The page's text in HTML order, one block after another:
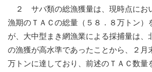
２ サバ類の総漁獲量は、現時点にお
漁期のＴＡＣの総量（５８．８万トン）
が、大中型まき網漁業による採捕量は、
の漁獲が高水準であったことから、２月
万トンに達しており、前述のＴＡＣ数量